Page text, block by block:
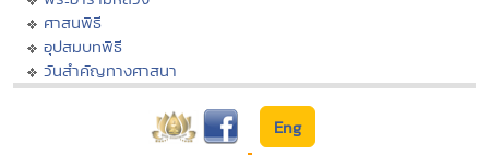
ศาสนพิธี
อุปสมบทพิธี
วันสำคัญทางศาสนา
Eng